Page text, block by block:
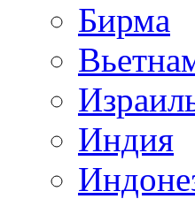
Бирма
Индия